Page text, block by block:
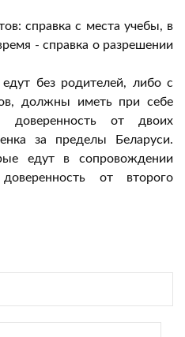
справка с места учебы, в
- справка о разрешении
без родителей, либо с
должны иметь при себе
доверенность от двоих
за пределы Беларуси.
едут в сопровождении
от второго